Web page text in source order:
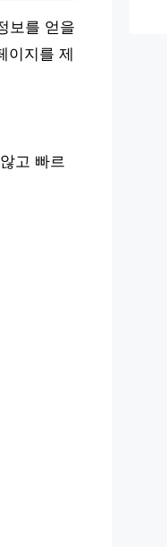
보를 얻을
이지를 제
고 빠르